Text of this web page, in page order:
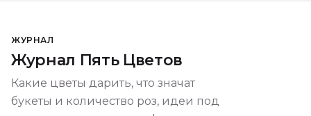
ЖУРНАЛ
Журнал Пять Цветов
Какие цветы дарить, что значат
букеты и количество роз, идеи под